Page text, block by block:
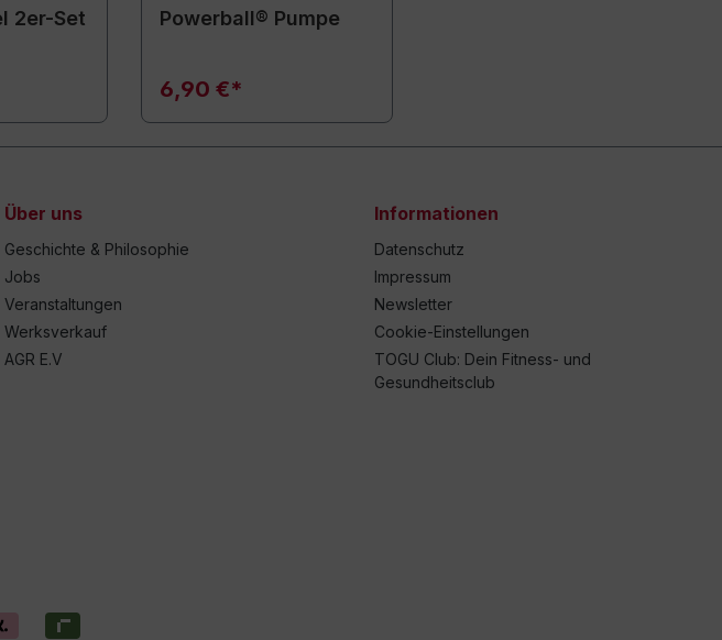
2er-Set Powerball® Pumpe
6,90 €*
Über uns
Geschichte & Philosophie
Jobs
Veranstaltungen
Werksverkauf
AGR E.V
Informationen
Datenschutz
Impressum
Newsletter
Cookie-Einstellungen
TOGU Club: Dein Fitness- und
Gesundheitsclub